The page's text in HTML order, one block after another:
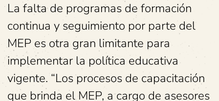
La falta de programas de formación
continua y seguimiento por parte del
MEP es otra gran limitante para
implementar la política educativa
vigente. “Los procesos de capacitación
que brinda el MEP, a cargo de asesores